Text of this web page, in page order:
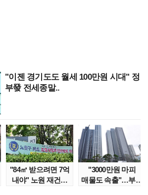
"이젠 경기도도 월세 100만원 시대" 정
부發 전세종말..
"84㎡ 받으려면 7억
내야" 노원 재건축
"3000만원 마피
매물도 속출"…부산